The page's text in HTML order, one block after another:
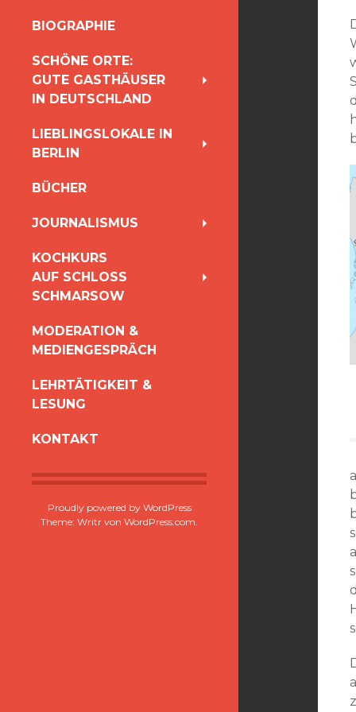
SPRINGEN
BIOGRAPHIE
SCHÖNE ORTE:
GUTE GASTHÄUSER
IN DEUTSCHLAND
LIEBLINGSLOKALE IN
BERLIN
BÜCHER
JOURNALISMUS
KOCHKURS
AUF SCHLOSS
SCHMARSOW
MODERATION &
MEDIENGESPRÄCH
LEHRTÄTIGKEIT &
LESUNG
KONTAKT
Proudly powered by WordPress
Theme: Writr von WordPress.com.